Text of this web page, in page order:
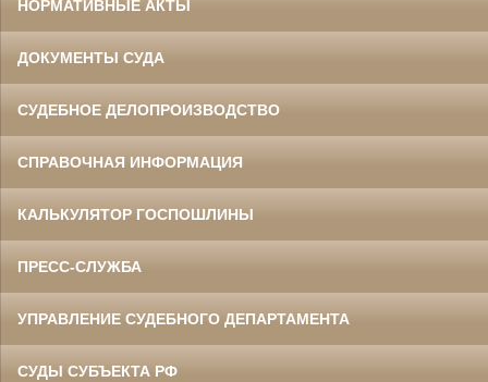
НОРМАТИВНЫЕ АКТЫ
ДОКУМЕНТЫ СУДА
СУДЕБНОЕ ДЕЛОПРОИЗВОДСТВО
СПРАВОЧНАЯ ИНФОРМАЦИЯ
КАЛЬКУЛЯТОР ГОСПОШЛИНЫ
ПРЕСС-СЛУЖБА
УПРАВЛЕНИЕ СУДЕБНОГО ДЕПАРТАМЕНТА
СУДЫ СУБЪЕКТА РФ